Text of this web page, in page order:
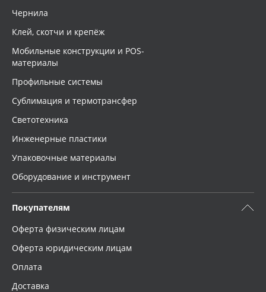
Чернила
Клей, скотчи и крепёж
Мобильные конструкции и POS-
материалы
Профильные системы
Сублимация и термотрансфер
Светотехника
Инженерные пластики
Упаковочные материалы
Оборудование и инструмент
Покупателям
Оферта физическим лицам
Оферта юридическим лицам
Оплата
Доставка